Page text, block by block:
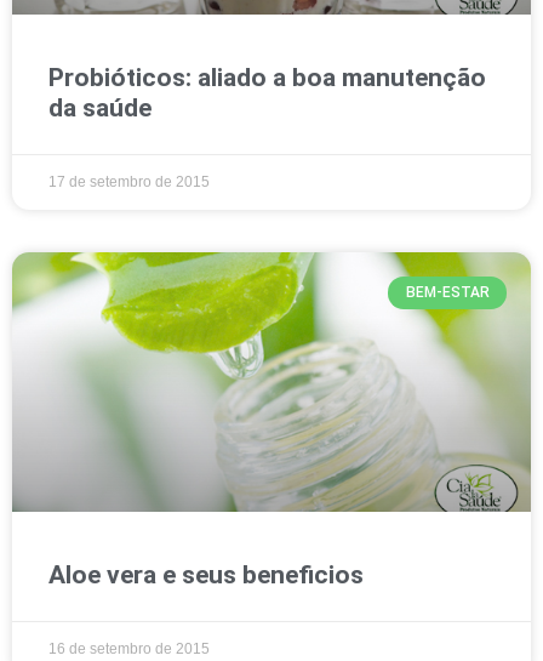
Probióticos: aliado a boa manutenção
da saúde
17 de setembro de 2015
BEM-ESTAR
Aloe vera e seus beneficios
16 de setembro de 2015